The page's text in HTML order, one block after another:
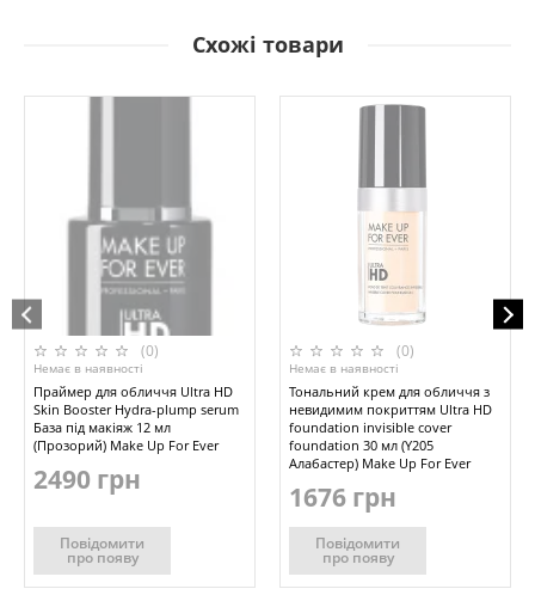
Схожі товари
(0)
Немає в наявності
Праймер для обличчя Ultra HD
Skin Booster Hydra-plump serum
База під макіяж 12 мл
(Прозорий) Make Up For Ever
2490 грн
Повідомити
про появу
(0)
Немає в наявності
Тональний крем для обличчя з
невидимим покриттям Ultra HD
foundation invisible cover
foundation 30 мл (Y205
Алабастер) Make Up For Ever
1676 грн
Повідомити
про появу